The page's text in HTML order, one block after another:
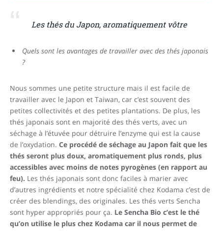
Les thés du Japon, aromatiquement vôtre
Quels sont les avantages de travailler avec des thés japonais
?
Nous sommes une petite structure mais il est facile de
travailler avec le Japon et Taiwan, car c’est souvent des
petites collectivités et des petites plantations. De plus, les
thés japonais sont en majorité des thés verts, avec un
séchage à l’étuvée pour détruire l’enzyme qui est la cause
de l’oxydation. Ce procédé de séchage au Japon fait que les
thés seront plus doux, aromatiquement plus ronds, plus
accessibles avec moins de notes pyrogènes (en rapport au
feu). Les thés japonais sont donc faciles à marier avec
d’autres ingrédients et notre spécialité chez Kodama c’est de
créer des blendings, des originales. Les thés verts Sencha
sont hyper appropriés pour ça. Le Sencha Bio c’est le thé
qu’on utilise le plus chez Kodama car il nous permet de